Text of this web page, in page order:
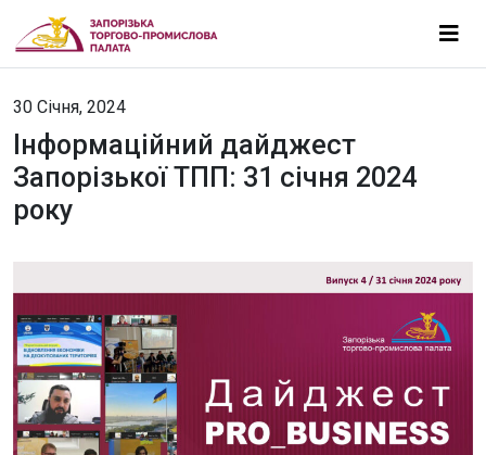
30 Січня, 2024
Інформаційний дайджест
Запорізької ТПП: 31 січня 2024
року